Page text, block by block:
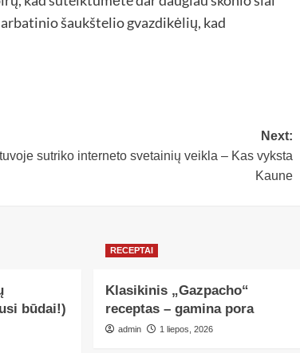
šaukštelio gvazdikėlių, kad
Next:
sutriko interneto svetainių veikla – Kas vyksta
Kaune
būdai!)
RECEPTAI
Klasikinis „Gazpacho“
receptas – gamina pora
admin 1 liepos, 2026